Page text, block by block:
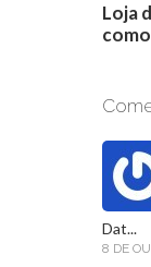
Loja
Dat...
8 DE